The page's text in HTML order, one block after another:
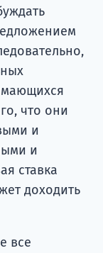
что они
и
и
ставка
доходить
все